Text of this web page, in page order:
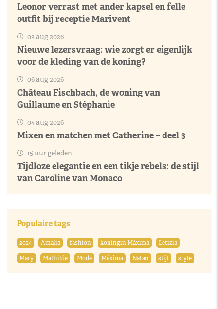
Leonor verrast met ander kapsel en felle
outfit bij receptie Marivent
03 aug 2026
Nieuwe lezersvraag: wie zorgt er eigenlijk
voor de kleding van de koning?
06 aug 2026
Château Fischbach, de woning van
Guillaume en Stéphanie
04 aug 2026
Mixen en matchen met Catherine – deel 3
15 uur geleden
Tijdloze elegantie en een tikje rebels: de stijl
van Caroline van Monaco
Populaire tags
2024 Amalia fashion koningin Máxima
Letizia
Mary
Mathilde Mode Máxima Natan stijl style